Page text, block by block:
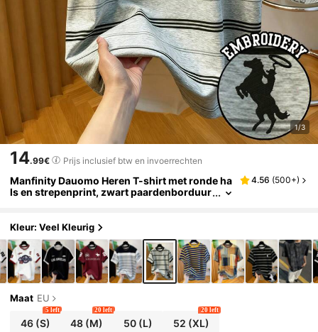
1/3
14.99€ Prijs inclusief btw en invoerrechten
Manfinity Dauomo Heren T-shirt met ronde ha
ls en strepenprint, zwart paardenborduur
4.56 (500+)
Kleur: Veel Kleurig
Maat EU
46(S)
5 left
48 (M)
20 left
50(L) 52 (XL)
20 left